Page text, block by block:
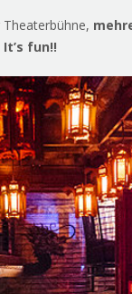
It’s fun!!